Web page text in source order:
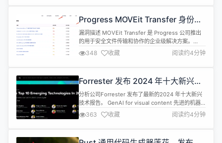
总结道： JavaScript 正在向服务器端转移，对此我
Progress MOVEit Transfer 身份验
证不当漏洞【POC公开】
漏洞描述 MOVEit Transfer 是 Progress 公司推出
的用于安全文件传输和协作的企业级解决方案。
MOVEit Transfer（SFTP模块）存在不当认证漏
洞，可能导致认证绕过。 在受影响的版本中，
MOVEit在处理登录认证时存在逻辑漏洞。当使用文
方法在证书验证失败时返回状态D...
348 收藏 阅读约4分钟
Forrester 发布 2024 年十大新兴技
术趋势
分析公司Forrester 发布了最新的2024 年十大新兴
技术报告。 GenAI for visual content 先进的机器
学习模型可以根据文本、音频或视频提示生成图像或
视频，这项技术将帮助公司为营销、体验和产品生成
视觉内容。 GenAI for language GenAI for
363 收藏 阅读约4分钟